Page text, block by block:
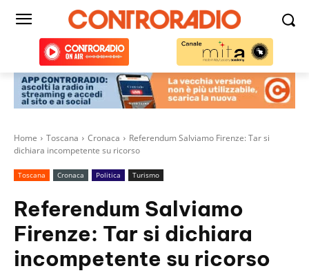
Home Toscana Cronaca
Referendum Salviamo Firenze: Tar si
dichiara incompetente su ricorso
Toscana Cronaca Politica Turismo
Referendum Salviamo
Firenze: Tar si dichiara
incompetente su ricorso